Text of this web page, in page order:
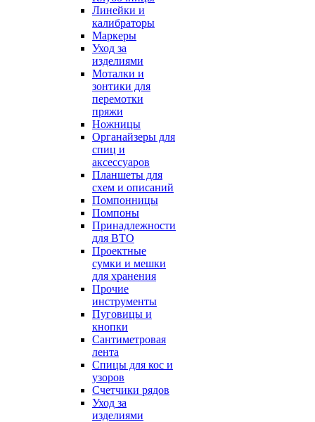
Линейки и
калибраторы
Маркеры
Уход за
изделиями
Моталки и
зонтики для
перемотки
пряжи
Ножницы
Органайзеры для
спиц и
аксессуаров
Планшеты для
схем и описаний
Помпонницы
Помпоны
Принадлежности
для ВТО
Проектные
сумки и мешки
для хранения
Прочие
инструменты
Пуговицы и
кнопки
Сантиметровая
лента
Спицы для кос и
узоров
Счетчики рядов
Уход за
изделиями